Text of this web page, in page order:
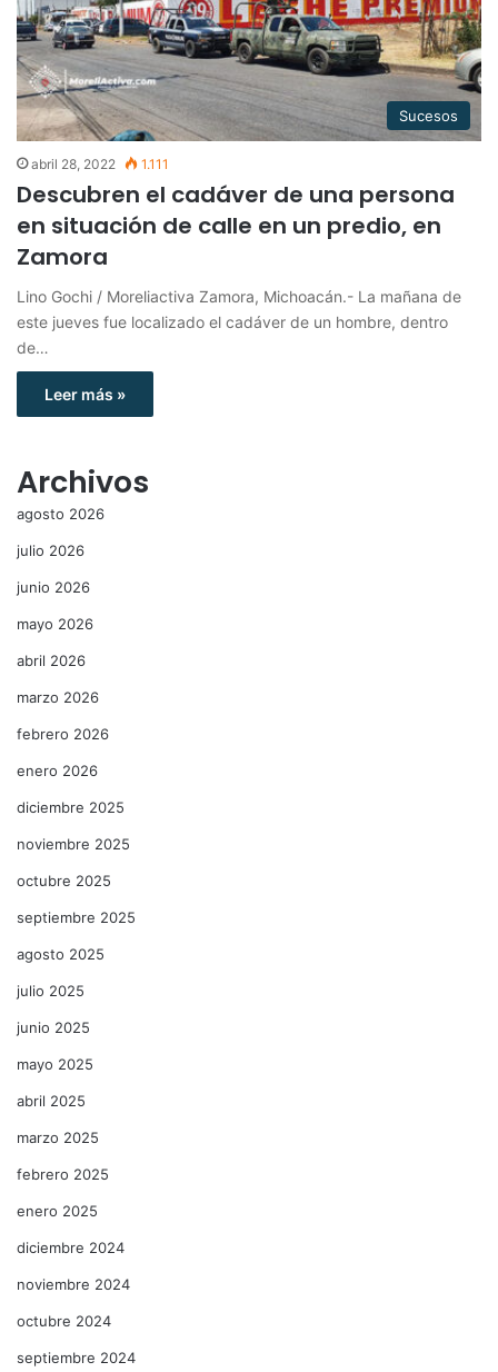
Sucesos
abril 28, 2022 1.111
Descubren el cadáver de una persona
en situación de calle en un predio, en
Zamora
Lino Gochi / Moreliactiva Zamora, Michoacán.- La mañana de
este jueves fue localizado el cadáver de un hombre, dentro
de…
Leer más »
Archivos
agosto 2026
julio 2026
junio 2026
mayo 2026
abril 2026
marzo 2026
febrero 2026
enero 2026
diciembre 2025
noviembre 2025
octubre 2025
septiembre 2025
agosto 2025
julio 2025
junio 2025
mayo 2025
abril 2025
marzo 2025
febrero 2025
enero 2025
diciembre 2024
noviembre 2024
octubre 2024
septiembre 2024